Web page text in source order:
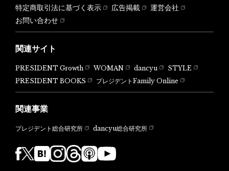
特定商取引法に基づく表示
広告掲載
運営会社
お問い合わせ
関連サイト
PRESIDENT Growth WOMAN dancyu
STYLE
PRESIDENT BOOKS
プレジデントFamily Online
関連事業
プレジデント総合研究所 dancyu総合研究所